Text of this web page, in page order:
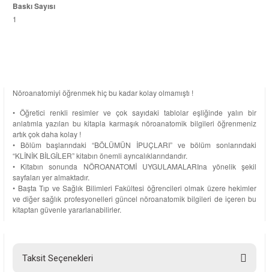
Baskı Sayısı
1
Nöroanatomiyi öğrenmek hiç bu kadar kolay olmamıştı !
• Öğretici renkli resimler ve çok sayıdaki tablolar eşliğinde yalın bir
anlatımla yazılan bu kitapla karmaşık nöroanatomik bilgileri öğrenmeniz
artık çok daha kolay !
• Bölüm başlarındaki “BÖLÜMÜN İPUÇLARI” ve bölüm sonlarındaki
“KLİNİK BİLGİLER” kitabın önemli ayrıcalıklarındandır.
• Kitabın sonunda NÖROANATOMİ UYGULAMALARIna yönelik şekil
sayfaları yer almaktadır.
• Başta Tıp ve Sağlık Bilimleri Fakültesi öğrencileri olmak üzere hekimler
ve diğer sağlık profesyonelleri güncel nöroanatomik bilgileri de içeren bu
kitaptan güvenle yararlanabilirler.
Taksit Seçenekleri